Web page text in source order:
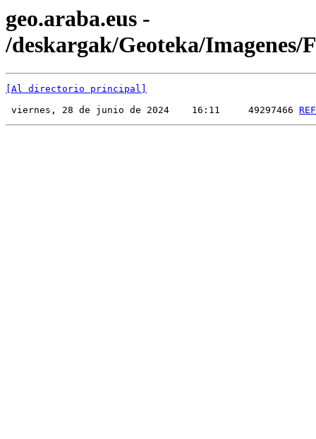
geo.araba.eus -
/deskargak/Geoteka/Imagenes/
[Al directorio principal]
viernes, 28 de junio de 2024    16:11     49297466